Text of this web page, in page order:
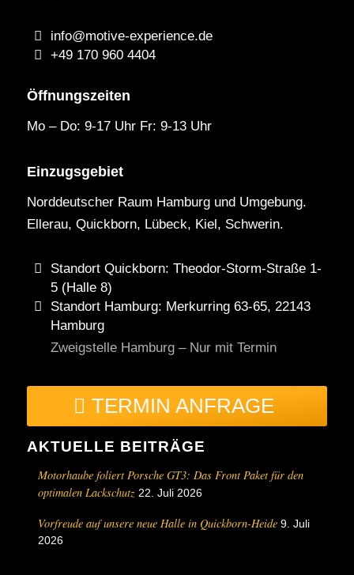
info@motive-experience.de
+49 170 960 4404
Öffnungszeiten
Mo – Do: 9-17 Uhr Fr: 9-13 Uhr
Einzugsgebiet
Norddeutscher Raum Hamburg und Umgebung.
Ellerau, Quickborn, Lübeck, Kiel, Schwerin.
Standort Quickborn: Theodor-Storm-Straße 1-
5 (Halle 8)
Standort Hamburg: Merkurring 63-65, 22143
Hamburg
Zweigstelle Hamburg – Nur mit Termin
TERMIN ANFRAGE
AKTUELLE BEITRÄGE
Motorhaube foliert Porsche GT3: Das Front Paket für den
optimalen Lackschutz 22. Juli 2026
Vorfreude auf unsere neue Halle in Quickborn-Heide 9. Juli
2026